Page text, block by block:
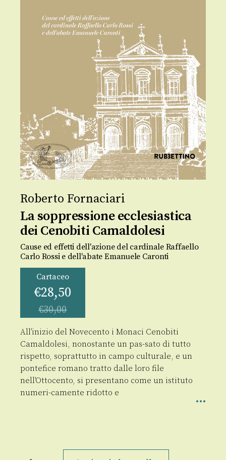
Roberto Fornaciari
La soppressione ecclesiastica
dei Cenobiti Camaldolesi
Cause ed effetti dell'azione del cardinale Raffaello
Carlo Rossi e dell'abate Emanuele Caronti
Cartaceo
€28,50
€30,00
All’inizio del Novecento i Monaci Cenobiti
Camaldolesi, nonostante un pas-sato di tutto
rispetto, soprattutto in campo culturale, e un
pontefice romano tratto dalle loro file
nell’Ottocento, si presentano come un istituto
numeri-camente ridotto e